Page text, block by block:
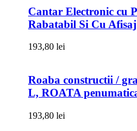
Cantar Electronic cu
Rabatabil Si Cu
193,80 lei
Roaba constructii /
L, ROATA
193,80 lei